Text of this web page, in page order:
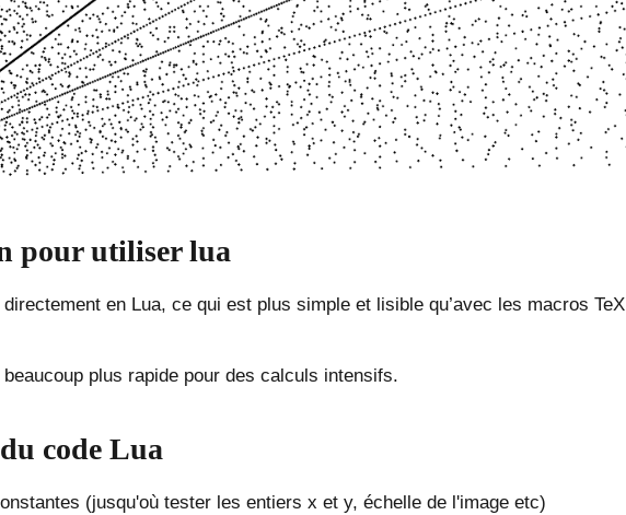
pour utiliser lua
en Lua, ce qui est plus simple et lisible qu’avec les macros TeX
plus rapide pour des calculs intensifs.
code Lua
(jusqu'où tester les entiers x et y, échelle de l'image etc)